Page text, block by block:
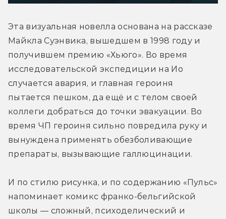
Эта визуальная новелла основана на рассказе
Майкла Суэнвика, вышедшем в 1998 году и
получившем премию «Хьюго». Во время
исследовательской экспедиции на Ио
случается авария, и главная героиня
пытается пешком, да ещё и с телом своей
коллеги добраться до точки эвакуации. Во
время ЧП героиня сильно повредила руку и
вынуждена применять обезболивающие
препараты, вызывающие галлюцинации.
И по стилю рисунка, и по содержанию «Пульс»
напоминает комикс франко-бельгийской
школы — сложный, психоделический и